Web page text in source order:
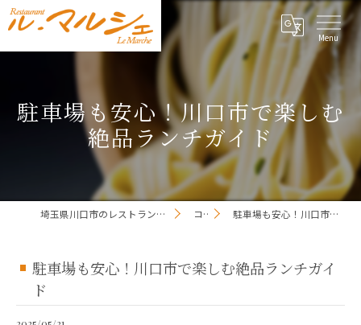
駐車場も安心！川口市で楽しむ
絶品ランチガイド
埼玉県川口市のレストランならレストラン ル・マルシェ コラム 駐車場も安心！川口市で楽しむ絶品ランチガイド
駐車場も安心！川口市で楽しむ絶品ランチガイ
ド